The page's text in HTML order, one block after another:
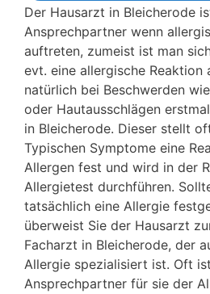
Der Hausarzt in Bleicherode
Ansprechpartner wenn
auftreten, zumeist ist man
evt. eine allergische
natürlich bei Beschwerden
oder Hautausschlägen
in Bleicherode. Dieser stellt
Typischen Symptome eine
Allergen fest und wird in der
Allergietest durchführen.
tatsächlich eine Allergie
überweist Sie der Hausarzt
Facharzt in Bleicherode, der
Allergie spezialisiert ist. Oft
Ansprechpartner für sie der